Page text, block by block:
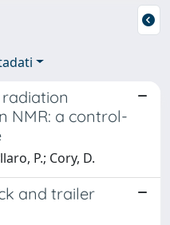
NMR: a control-
P.; Cory, D.
and trailer